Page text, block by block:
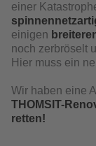
einer
einigen
noch zerbröselt
Hier muss ein
Wir haben eine
THOMSIT-
retten!